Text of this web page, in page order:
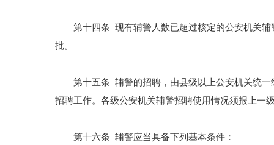
第十四条 现有辅警人数已超过核定的公安机关辅
批。
第十五条 辅警的招聘，由县级以上公安机关统一
招聘工作。各级公安机关辅警招聘使用情况须报上一
第十六条 辅警应当具备下列基本条件：